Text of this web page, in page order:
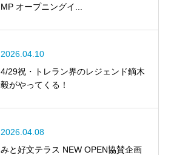
MP オープニングイ...
2026.04.10
4/29祝・トレラン界のレジェンド鏑木
毅がやってくる！
2026.04.08
みと好文テラス NEW OPEN協賛企画